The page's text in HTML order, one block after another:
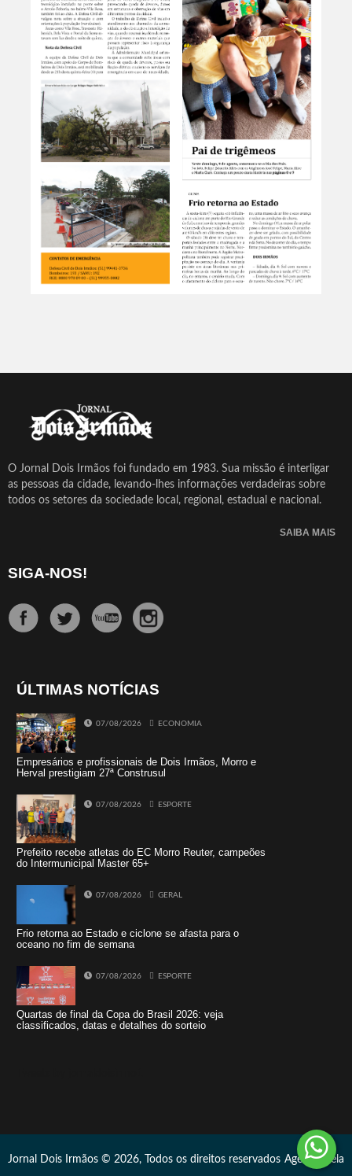
O Jornal Dois Irmãos foi fundado em 1983. Sua missão é interligar
as pessoas da cidade, levando-lhes informações verdadeiras sobre
todos os setores da sociedade local, regional, estadual e nacional.
SAIBA MAIS
SIGA-NOS!
ÚLTIMAS NOTÍCIAS
07/08/2026 ECONOMIA
Empresários e profissionais de Dois Irmãos, Morro e
Herval prestigiam 27ª Construsul
07/08/2026 ESPORTE
Prefeito recebe atletas do EC Morro Reuter, campeões
do Intermunicipal Master 65+
07/08/2026 GERAL
Frio retorna ao Estado e ciclone se afasta para o
oceano no fim de semana
07/08/2026 ESPORTE
Quartas de final da Copa do Brasil 2026: veja
classificados, datas e detalhes do sorteio
Jornal Dois Irmãos © 2026, Todos os direitos reservados Agência Vela